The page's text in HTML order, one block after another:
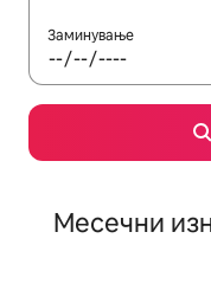
Заминување
Месечни